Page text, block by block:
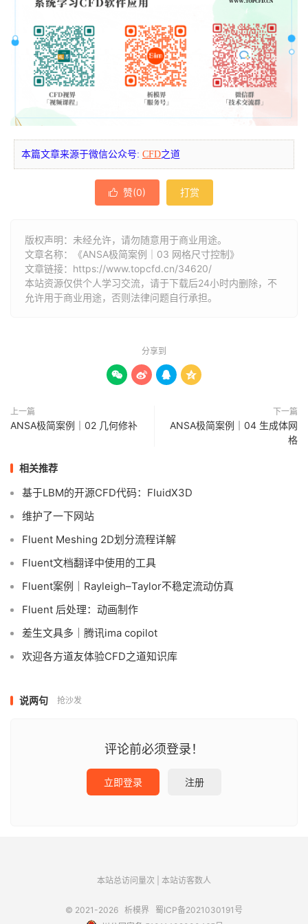
本篇文章来源于微信公众号: CFD之道
 赞(0) 打赏
版权声明：未经允许，请勿随意用于商业用途。
文章名称：《ANSA极简案例｜03 网格尺寸控制》
文章链接： https://www.topcfd.cn/34620/
本站资源仅供个人学习交流，请于下载后24小时内删除，不
允许用于商业用途，否则法律问题自行承担。
分享到
   
上一篇
ANSA极简案例｜02 几何修补
下一篇
ANSA极简案例｜04 生成体网
格
相关推荐
基于LBM的开源CFD代码：FluidX3D
维护了一下网站
Fluent Meshing 2D划分流程详解
Fluent文档翻译中使用的工具
Fluent案例｜Rayleigh–Taylor不稳定流动仿真
Fluent 后处理：动画制作
差生文具多｜腾讯ima copilot
欢迎各方道友体验CFD之道知识库
说两句 抢沙发
评论前必须登录！
立即登录 注册
本站总访问量次 本站访客数人
© 2021-2026 析模界
蜀ICP备2021030191号